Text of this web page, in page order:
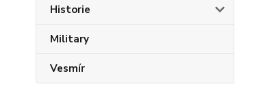
Historie
Military
Vesmír